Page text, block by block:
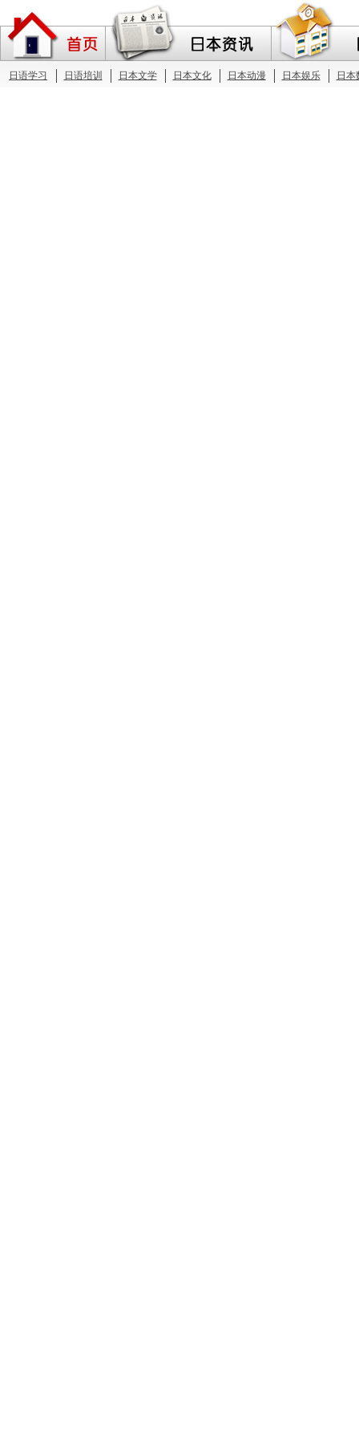
日语学习 日语培训 日本文学 日本文化 日本动漫 日本娱乐 日本